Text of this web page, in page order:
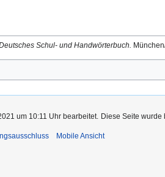
Schul- und Handwörterbuch.
um 10:11 Uhr bearbeitet. Diese Seite wurde
Mobile Ansicht